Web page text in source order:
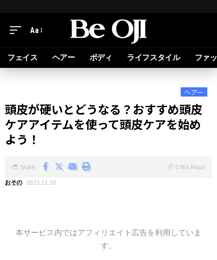
Aa
フェイス ヘアー ボディ ライフスタイル ファ
ヘアー
頭皮が硬いとどうなる？おすすめ頭皮
ケアアイテムを使って頭皮ケアを始め
よう！
おその 2023.11.30
Share 0 Min Read
本サービス内ではアフィリエイト広告を利用していま
す。